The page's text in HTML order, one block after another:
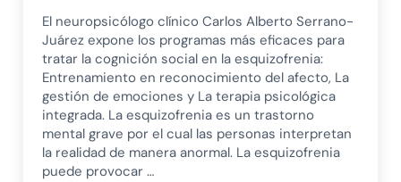
El neuropsicólogo clínico Carlos Alberto Serrano-
Juárez expone los programas más eficaces para
tratar la cognición social en la esquizofrenia:
Entrenamiento en reconocimiento del afecto, La
gestión de emociones y La terapia psicológica
integrada. La esquizofrenia es un trastorno
mental grave por el cual las personas interpretan
la realidad de manera anormal. La esquizofrenia
puede provocar …